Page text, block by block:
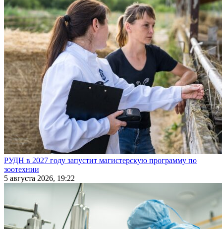
РУДН в 2027 году запустит магистерскую программу по
зоотехнии
5 августа 2026, 19:22